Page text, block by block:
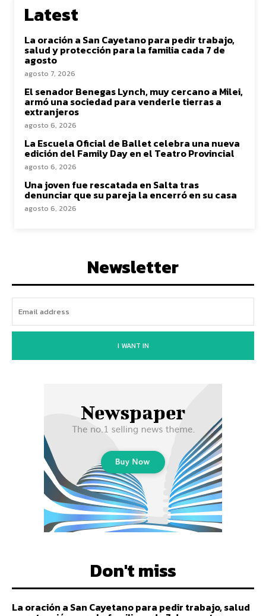
Latest
La oración a San Cayetano para pedir trabajo,
salud y protección para la familia cada 7 de
agosto
agosto 7, 2026
El senador Benegas Lynch, muy cercano a Milei,
armó una sociedad para venderle tierras a
extranjeros
agosto 6, 2026
La Escuela Oficial de Ballet celebra una nueva
edición del Family Day en el Teatro Provincial
agosto 6, 2026
Una joven fue rescatada en Salta tras
denunciar que su pareja la encerró en su casa
agosto 6, 2026
Newsletter
I WANT IN
Don't miss
La oración a San Cayetano para pedir trabajo, salud